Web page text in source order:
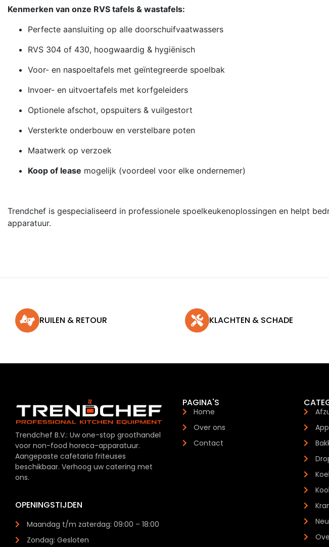
Kenmerken van onze RVS tafels & wastafels:
Perfecte aansluiting op alle doorschuifvaatwassers
RVS 304 of 430, hoogwaardig & hygiënisch
Voor- en naspoeltafels met geïntegreerde spoelbak
Invoer- en uitvoertafels met korfgeleiders
Optionele afschot, opspuiters & vuilgestort
Versterkte onderbouw en verstelbare poten
Maatwerk op verzoek
Koop of lease mogelijk (voordeel voor elke ondernemer)
Trendchef is gespecialiseerd in professionele spoelkeukenoplossingen en helpt
apparatuur.
RUILEN & RETOUR KLACHTEN & SCHADE
Trendchef B.V.: Uw one-stop groothandel
voor non-food horeca-apparatuur.
Aangepaste cafetaria friteuses
beschikbaar. Verhoog uw catering met
ons.
OPENINGSTIJDEN
Maandag t/m zaterdag: 09:00 – 18:00
Zondag: Gesloten
PAGINA'S
Home
Over ons
Contact